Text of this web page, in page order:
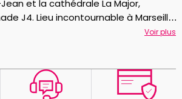
et la cathédrale La Major,
J4. Lieu incontournable à Marseille,
année des événements festifs, des
et leMucem(le Musée des
et de la Méditérranée).
Voir plus